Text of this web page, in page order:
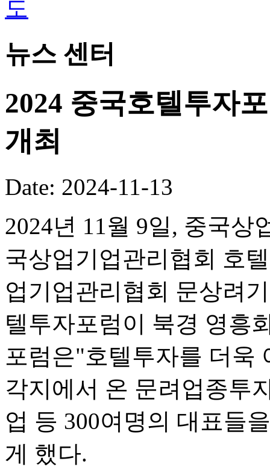
뉴스 센터
2024 중국호텔투자
개최
Date: 2024-11-13
2024년 11월 9일, 중국
국상업기업관리협회 호
업기업관리협회 문상려
텔투자포럼이 북경 영흥
포럼은"호텔투자를 더욱
각지에서 온 문려업종투
업 등 300여명의 대표들
게 했다.